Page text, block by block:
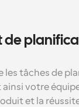
de
les tâches de
votre
et la